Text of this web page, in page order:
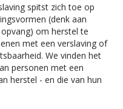
spitst zich toe op
(denk aan
om herstel te
met een verslaving of
We vinden het
personen met een
herstel - en die van hun